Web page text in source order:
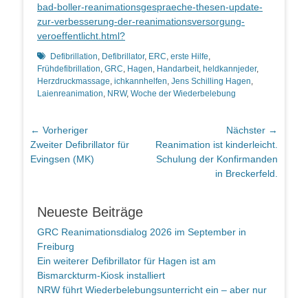
bad-boller-reanimationsgespraeche-thesen-update-
zur-verbesserung-der-reanimationsversorgung-
veroeffentlicht.html?
Schlagworte
Defibrillation, Defibrillator, ERC, erste Hilfe,
Frühdefibrillation, GRC, Hagen, Handarbeit, heldkannjeder,
Herzdruckmassage, ichkannhelfen, Jens Schilling Hagen,
Laienreanimation, NRW, Woche der Wiederbelebung
Beitragsnavigation
← Vorheriger
Vorheriger
Beitrag:
Zweiter Defibrillator für
Evingsen (MK)
Nächster →
Nächster
Beitrag:
Reanimation ist kinderleicht.
Schulung der Konfirmanden
in Breckerfeld.
Neueste Beiträge
GRC Reanimationsdialog 2026 im September in
Freiburg
Ein weiterer Defibrillator für Hagen ist am
Bismarckturm-Kiosk installiert
NRW führt Wiederbelebungsunterricht ein – aber nur